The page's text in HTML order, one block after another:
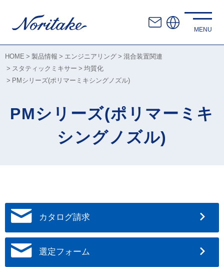
HOME 製品情報 エンジニアリング
混合装置関連
スタティックミキサー
均質化
PMシリーズ(ポリマーミキシングノズル)
PMシリーズ(ポリマーミキ
シングノズル)
カタログ請求
選定フォーム